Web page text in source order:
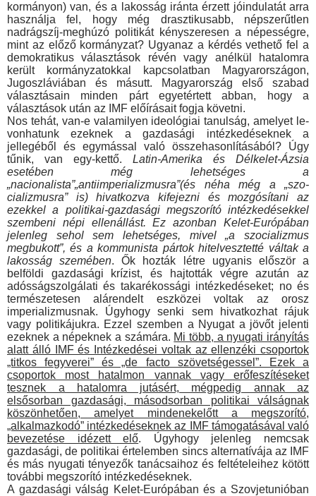
kormányon) van, és a la­kosság iránta érzett jóindulatát arra
használja fel, hogy még drasztikusabb, népszerűtlen
nadrágszíj-meghúzó politikát kény­szeresen a népességre,
mint az előző kormányzat? Ugyanaz a kérdés vethető fel a
demokratikus választások révén vagy anél­kül hatalomra
került kormányzatokkal kapcsolatban Magyaror­szágon,
Jugoszláviában és másutt. Magyarország első szabad
választásain minden párt egyetértett abban, hogy a
választások után az IMF előírásait fogja követni.
Nos tehát, van-e valamilyen ideológiai tanulság, amelyet le­
vonhatunk ezeknek a gazdasági intézkedéseknek a
jellegéből és egymással való összehasonlításából? Úgy
tűnik, van egy-kettő. Latin-Amerika és Délkelet-Ázsia
esetében még lehetsé­ges a
„nacionalista”„antiimperializmusra”(és néha még a „szo­
cializmusra” is) hivatkozva kifejezni és mozgósítani az
ezekkel a politikai-gazdasági megszorító intézkedésekkel
szembeni né­pi ellenállást. Ez azonban Kelet-Európában
jelenleg sehol sem lehetséges, mivel „a szocializmus
megbukott”, és a kommunista pártok hitelvesztetté váltak a
lakosság szemében. Ők hozták létre ugyanis először a
belföldi gazdasági krízist, és hajtották végre azután az
adósságszolgálati és takarékossági intézkedé­seket; no és
természetesen alárendelt eszközei voltak az orosz
imperializmusnak. Úgyhogy senki sem hivatkozhat rájuk
vagy politikájukra. Ezzel szemben a Nyugat a jövőt jelenti
ezeknek a népeknek a számára. Mi több, a nyugati irányítás
alatt álló IMF és Intézkedései voltak az ellenzéki csoportok
„titkos fegyverei” és „de facto szövetségessel”. Ezek a
csoportok most hatalmon vannak vagy erőfeszítéseket
tesznek a ha­talomra jutásért, mégpedig annak az
elsősorban gazdasági, másodsorban politikai válságnak
köszönhetően, amelyet mindenekelőtt a megszorító,
„alkalmazkodó” intézkedések­nek az IMF támogatásával való
bevezetése idézett elő. Úgy­hogy jelenleg nemcsak
gazdasági, de politikai értelemben sincs alternatívája az IMF
és más nyugati tényezők tanácsaihoz és feltételeihez kötött
további megszorító intézkedéseknek.
A gazdasági válság Kelet-Európában és a Szovjetunióban